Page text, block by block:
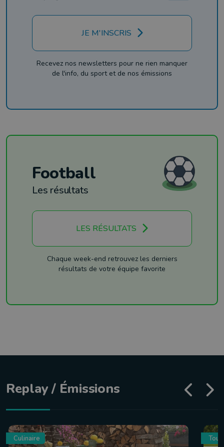
JE M'INSCRIS
Recevez nos newsletters pour ne rien manquer
de l'info, du sport et de nos émissions
Football
Les résultats
LES RÉSULTATS
Chaque week-end retrouvez les derniers
résultats de votre équipe favorite
Replay / Émissions
Culinaire